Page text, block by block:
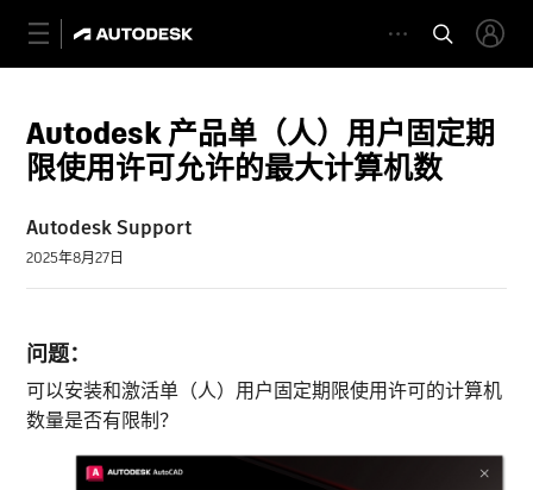
Autodesk 产品单（人）用户固定期
限使用许可允许的最大计算机数
Autodesk Support
2025年8月27日
问题：
可以安装和激活单（人）用户固定期限使用许可的计算机
数量是否有限制？